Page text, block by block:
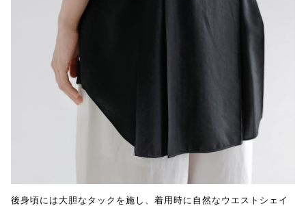
後身頃には大胆なタックを施し、着用時に自然なウエストシェイ